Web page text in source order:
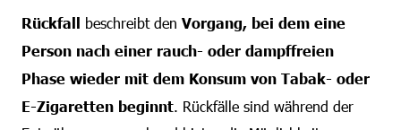
Rückfall beschreibt den Vorgang, bei dem eine
Person nach einer rauch- oder dampffreien
Phase wieder mit dem Konsum von Tabak- oder
E-Zigaretten beginnt. Rückfälle sind während der